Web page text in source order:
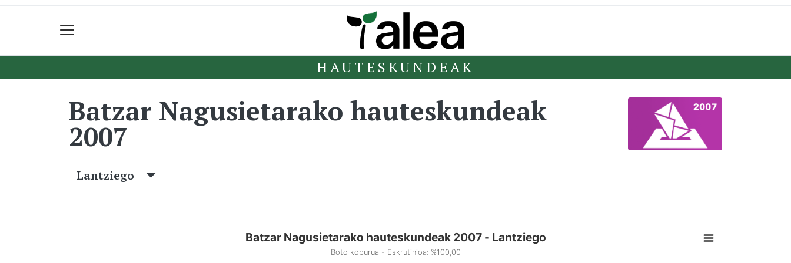
HAUTESKUNDEAK
Batzar Nagusietarako hauteskundeak
2007
Lantziego
Batzar Nagusietarako hauteskundeak 2007 - Lantziego
Boto kopurua - Eskrutinioa: %100,00